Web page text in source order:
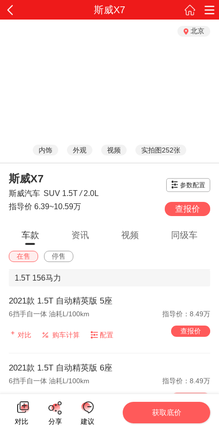
斯威X7
北京
内饰 外观 视频 实拍图252张
斯威X7
斯威汽车 SUV 1.5T/2.0L
参数配置
指导价 6.39~10.59万 查报价
车款 资讯 视频 同级车
在售 停售
1.5T 156马力
2021款 1.5T 自动精英版 5座
6挡手自一体 油耗L/100km 指导价：8.49万
对比 购车计算 配置 查报价
2021款 1.5T 自动精英版 6座
6挡手自一体 油耗L/100km 指导价：8.49万
对比 购车计算
对比 分享 建议
获取底价